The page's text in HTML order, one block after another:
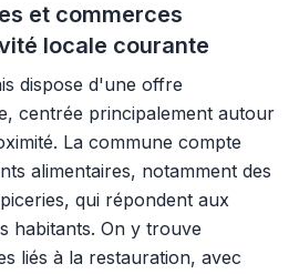
et commerces
locale courante
dispose d'une offre
centrée principalement autour
La commune compte
alimentaires, notamment des
qui répondent aux
habitants. On y trouve
liés à la restauration, avec